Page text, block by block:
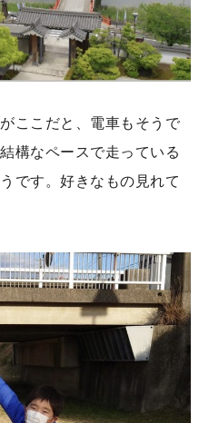
ここだと、電車もそうで
構なペースで走っている
です。好きなもの見れて